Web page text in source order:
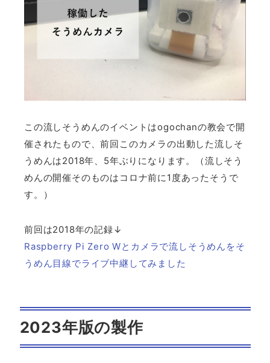
この流しそうめんのイベントはogochanの教会で開
催されたもので、前回このカメラの出動した流しそ
うめんは2018年、5年ぶりになります。（流しそう
めんの開催そのものはコロナ前に1度あったそうで
す。）
前回は2018年の記録↓
Raspberry Pi Zero Wとカメラで流しそうめんをそ
うめん目線でライブ中継してみました
2023年版の製作